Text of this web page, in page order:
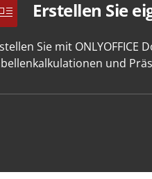
Erstellen Sie
Sie mit
und